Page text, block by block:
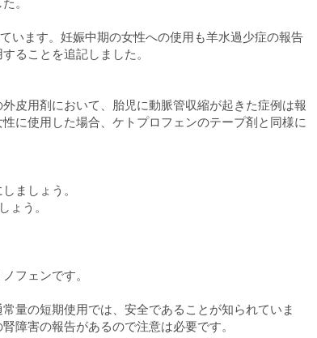
。
います。妊娠中期の女性への使用も羊水過少症の報告
ることを追記しました。
皮用剤において、胎児に動脈管収縮が起きた症例は報
に使用した場合、ケトプロフェンのテープ剤と同様に
ましょう。
ょう。
フェンです。
量の短期使用では、安全であることが知られていま
障害の報告があるので注意は必要です。